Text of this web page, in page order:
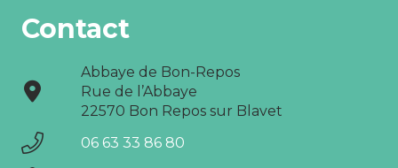
Contact
Abbaye de Bon-Repos
Rue de l’Abbaye
22570 Bon Repos sur Blavet
06 63 33 86 80